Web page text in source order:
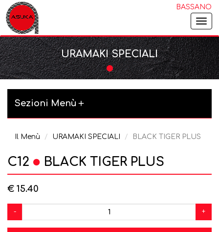
BASSANO
URAMAKI SPECIALI
Sezioni Menù
Il Menù URAMAKI SPECIALI BLACK TIGER PLUS
C12 BLACK TIGER PLUS
€ 15.40
- +